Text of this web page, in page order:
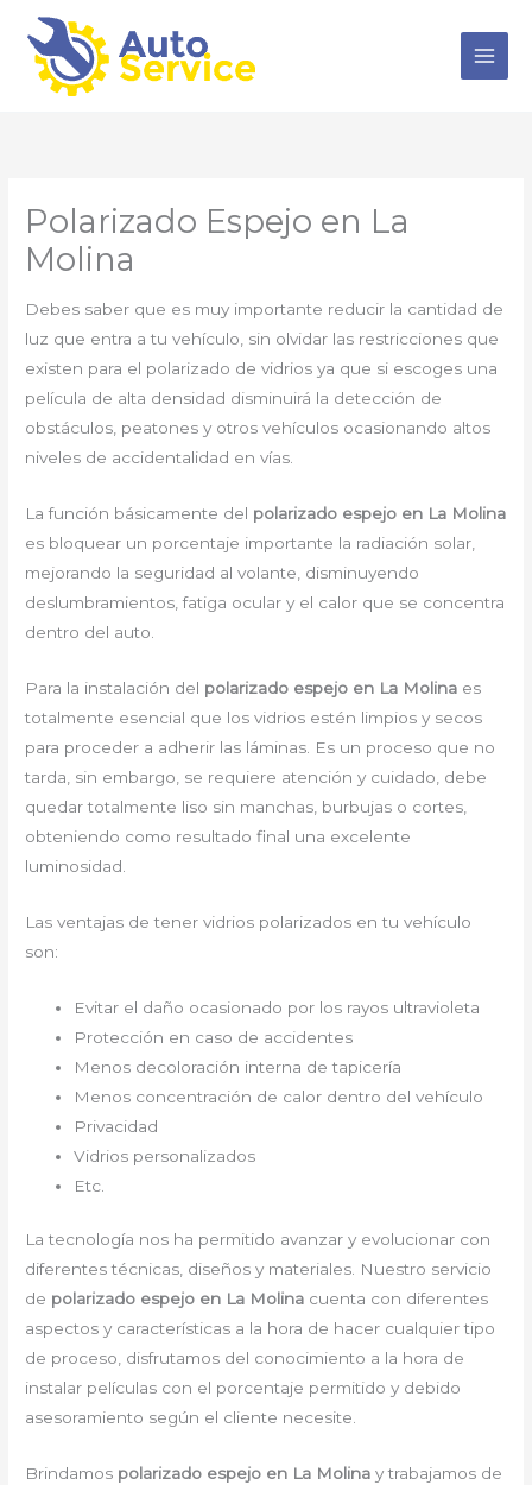
contenido
Polarizado Espejo en La
Molina
Debes saber que es muy importante reducir la cantidad de
luz que entra a tu vehículo, sin olvidar las restricciones que
existen para el polarizado de vidrios ya que si escoges una
película de alta densidad disminuirá la detección de
obstáculos, peatones y otros vehículos ocasionando altos
niveles de accidentalidad en vías.
La función básicamente del polarizado espejo en La Molina
es bloquear un porcentaje importante la radiación solar,
mejorando la seguridad al volante, disminuyendo
deslumbramientos, fatiga ocular y el calor que se concentra
dentro del auto.
Para la instalación del polarizado espejo en La Molina es
totalmente esencial que los vidrios estén limpios y secos
para proceder a adherir las láminas. Es un proceso que no
tarda, sin embargo, se requiere atención y cuidado, debe
quedar totalmente liso sin manchas, burbujas o cortes,
obteniendo como resultado final una excelente
luminosidad.
Las ventajas de tener vidrios polarizados en tu vehículo
son:
Evitar el daño ocasionado por los rayos ultravioleta
Protección en caso de accidentes
Menos decoloración interna de tapicería
Menos concentración de calor dentro del vehículo
Privacidad
Vidrios personalizados
Etc.
La tecnología nos ha permitido avanzar y evolucionar con
diferentes técnicas, diseños y materiales. Nuestro servicio
de polarizado espejo en La Molina cuenta con diferentes
aspectos y características a la hora de hacer cualquier tipo
de proceso, disfrutamos del conocimiento a la hora de
instalar películas con el porcentaje permitido y debido
asesoramiento según el cliente necesite.
Brindamos polarizado espejo en La Molinay trabajamos de